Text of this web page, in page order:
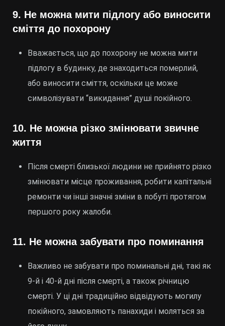
9. Не можна мити підлогу або виносити
сміття до похорону
Вважається, що до похорону не можна мити
підлогу в будинку, де знаходиться померлий,
або виносити сміття, оскільки це може
символізувати “викидання” душі покійного.
10. Не можна різко змінювати звичне
життя
Після смерті близької людини не прийнято різко
змінювати місце проживання, робити капітальні
ремонти чи інші значні зміни в побуті протягом
першого року жалоби.
11. Не можна забувати про поминання
Важливо не забувати про поминальні дні, такі як
9-й і 40-й дні після смерті, а також річницю
смерті. У ці дні традиційно відвідують могилу
покійного, замовляють панахиди і моляться за